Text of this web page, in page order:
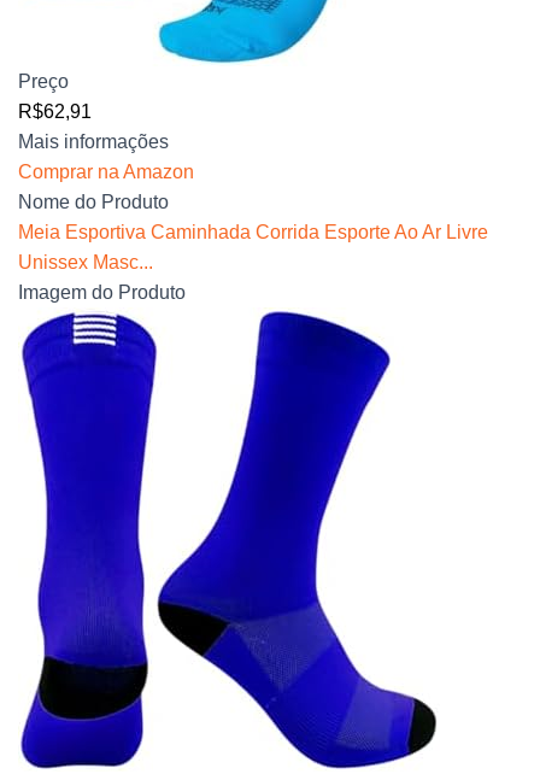
Preço
R$62,91
Mais informações
Comprar na Amazon
Nome do Produto
Meia Esportiva Caminhada Corrida Esporte Ao Ar Livre
Unissex Masc...
Imagem do Produto